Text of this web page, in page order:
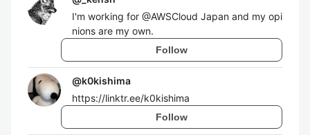
I'm working for @AWSCloud Japan and my opi
nions are my own.
Follow
@k0kishima
https://linktr.ee/k0kishima
Follow